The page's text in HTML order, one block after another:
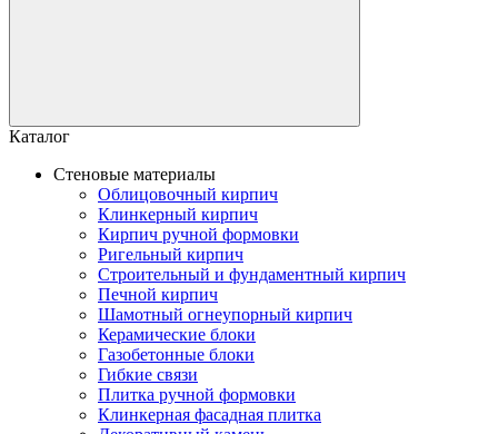
Каталог
Стеновые материалы
Облицовочный кирпич
Клинкерный кирпич
Кирпич ручной формовки
Ригельный кирпич
Строительный и фундаментный кирпич
Печной кирпич
Шамотный огнеупорный кирпич
Керамические блоки
Газобетонные блоки
Гибкие связи
Плитка ручной формовки
Клинкерная фасадная плитка